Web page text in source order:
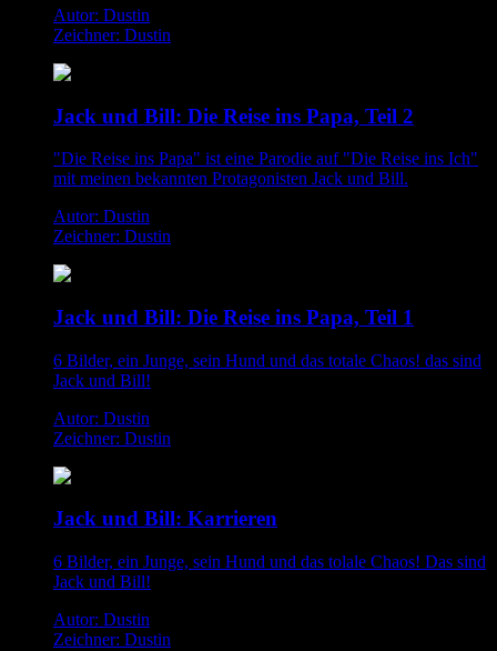
Autor: Dustin
Zeichner: Dustin
Jack und Bill: Die Reise ins Papa, Teil 2
"Die Reise ins Papa" ist eine Parodie auf "Die Reise ins Ich"
mit meinen bekannten Protagonisten Jack und Bill.
Autor: Dustin
Zeichner: Dustin
Jack und Bill: Die Reise ins Papa, Teil 1
6 Bilder, ein Junge, sein Hund und das totale Chaos! das sind
Jack und Bill!
Autor: Dustin
Zeichner: Dustin
Jack und Bill: Karrieren
6 Bilder, ein Junge, sein Hund und das tolale Chaos! Das sind
Jack und Bill!
Autor: Dustin
Zeichner: Dustin